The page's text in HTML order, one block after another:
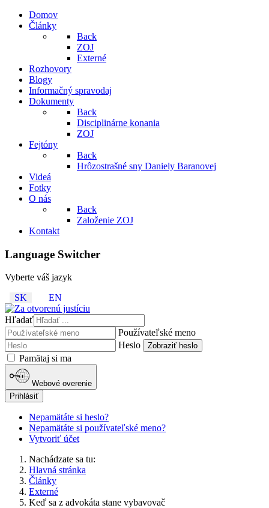
Domov
Články
Back
ZOJ
Externé
Rozhovory
Blogy
Informačný spravodaj
Dokumenty
Back
Disciplinárne konania
ZOJ
Fejtóny
Back
Hrôzostrašné sny Daniely Baranovej
Videá
Fotky
O nás
Back
Založenie ZOJ
Kontakt
Language Switcher
Vyberte váš jazyk
SK
EN
Hľadať
Používateľské meno
Heslo
Zobraziť heslo
Pamätaj si ma
Webové overenie
Prihlásiť
Nepamätáte si heslo?
Nepamätáte si používateľské meno?
Vytvoriť účet
Nachádzate sa tu:
Hlavná stránka
Články
Externé
Keď sa z advokáta stane vybavovač